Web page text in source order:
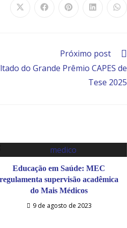
Próximo post
do Grande Prêmio CAPES de
Tese 2025
Educação em Saúde: MEC
regulamenta supervisão acadêmica
do Mais Médicos
9 de agosto de 2023